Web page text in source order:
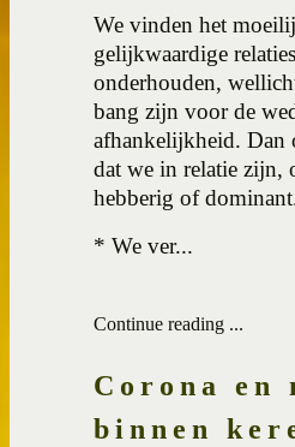
We vinden het
gelijkwaardige
onderhouden,
bang zijn voor de
afhankelijkheid. Dan
dat we in relatie zijn,
hebberig of
* We ver...
Continue reading ...
Corona en
binnen